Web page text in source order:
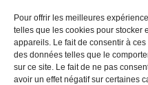
Pour offrir les meilleures
telles que les cookies pour stocker
appareils. Le fait de consentir à
des données telles que le
sur ce site. Le fait de ne pas
avoir un effet négatif sur certaines
partenaires &
réseaux